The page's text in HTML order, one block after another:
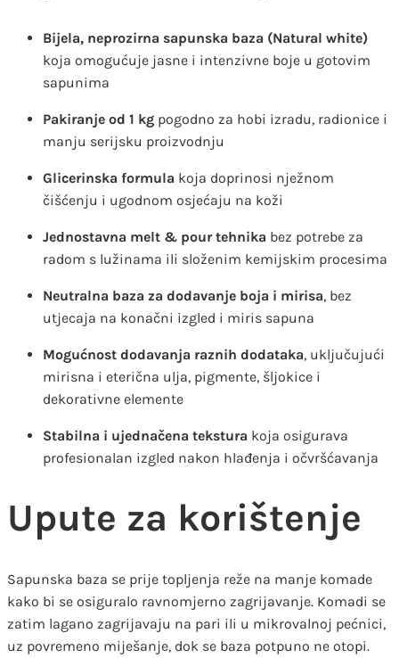
Bijela, neprozirna sapunska baza (Natural white)
koja omogućuje jasne i intenzivne boje u gotovim
sapunima
Pakiranje od 1 kg pogodno za hobi izradu, radionice i
manju serijsku proizvodnju
Glicerinska formula koja doprinosi nježnom
čišćenju i ugodnom osjećaju na koži
Jednostavna melt & pour tehnika bez potrebe za
radom s lužinama ili složenim kemijskim procesima
Neutralna baza za dodavanje boja i mirisa, bez
utjecaja na konačni izgled i miris sapuna
Mogućnost dodavanja raznih dodataka, uključujući
mirisna i eterična ulja, pigmente, šljokice i
dekorativne elemente
Stabilna i ujednačena tekstura koja osigurava
profesionalan izgled nakon hlađenja i očvršćavanja
Upute za korištenje
Sapunska baza se prije topljenja reže na manje komade
kako bi se osiguralo ravnomjerno zagrijavanje. Komadi se
zatim lagano zagrijavaju na pari ili u mikrovalnoj pećnici,
uz povremeno miješanje, dok se baza potpuno ne otopi.